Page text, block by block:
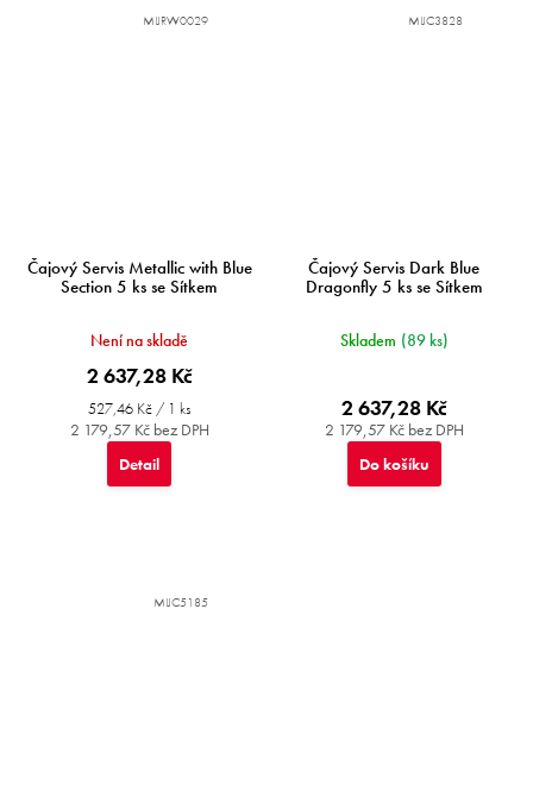
Čajový Servis Metallic with Blue
Section 5 ks se Sítkem
Není na skladě
2 179,57 Kč bez DPH
2 637,28 Kč
Měrná
cena:
527,46 Kč / 1 ks
Detail
MIJRW0029
Čajový Servis Dark Blue
Dragonfly 5 ks se Sítkem
Skladem (89 ks)
2 179,57 Kč bez DPH
2 637,28 Kč
Do košíku
MIJC3828
MIJC5185